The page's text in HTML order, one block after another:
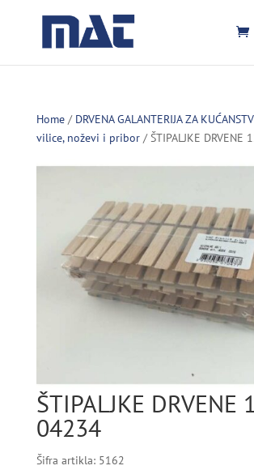
Home/ DRVENA GALANTERIJA ZA
vilice, noževi i pribor/ ŠTIPALJKE DRVENE
ŠTIPALJKE DRVENE
04234
Šifra artikla: 5162